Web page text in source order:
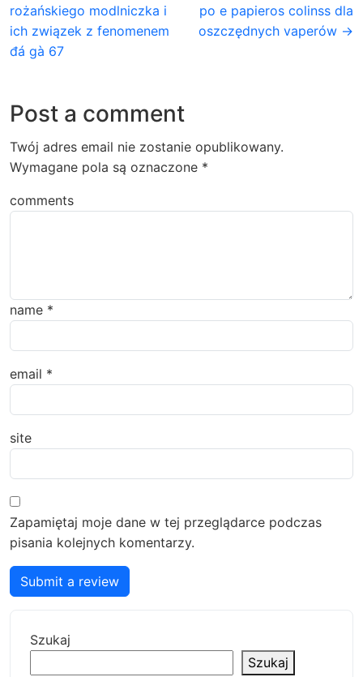
rożańskiego modlniczka i
ich związek z fenomenem
đá gà 67
po e papieros colinss dla
oszczędnych vaperów →
Post a comment
Twój adres email nie zostanie opublikowany.
Wymagane pola są oznaczone *
comments
name *
email *
site
Zapamiętaj moje dane w tej przeglądarce podczas
pisania kolejnych komentarzy.
Submit a review
Szukaj
Szukaj